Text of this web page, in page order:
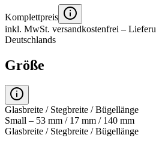
Komplettpreis
inkl. MwSt. versandkostenfrei –
Deutschlands
Größe
Glasbreite / Stegbreite / Bügellänge
Small – 53 mm / 17 mm / 140 mm
Glasbreite / Stegbreite / Bügellänge